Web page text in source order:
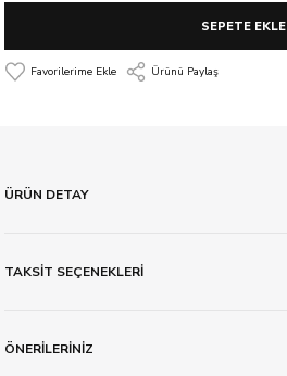
SEPETE EKLE
Ürünü Paylaş
ÜRÜN DETAY
TAKSİT SEÇENEKLERİ
ÖNERİLERİNİZ